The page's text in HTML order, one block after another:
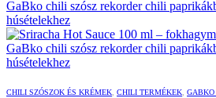
CHILI SZÓSZOK ÉS KRÉMEK, CHILI TERMÉKEK,